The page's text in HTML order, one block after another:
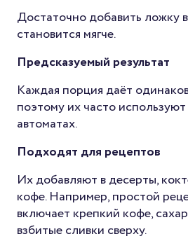
Достаточно добавить ложку
становится мягче.
Предсказуемый результат
Каждая порция даёт
поэтому их часто
автоматах.
Подходят для рецептов
Их добавляют в десерты,
кофе. Например, простой
включает крепкий кофе,
взбитые сливки сверху.